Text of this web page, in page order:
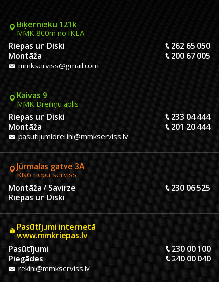
Biķernieku 121k
MMK 800m no IKEA
Riepas un Diski
262 65 050
Montāža
200 67 005
mmkserviss@gmail.com
Kaivas 9
MMK Dreiliņu aplis
Riepas un Diski
233 04 444
Montāža
201 20 444
pasutijumidreilini@mmkserviss.lv
Jūrmalas gatve 3A
KN6 riepu serviss
Montāža / Savirze
230 06 525
Riepas un Diski
Pasūtījumi internetā
www.mmkriepas.lv
Pasūtījumi
230 00 100
Piegādes
240 00 040
rekini@mmkserviss.lv